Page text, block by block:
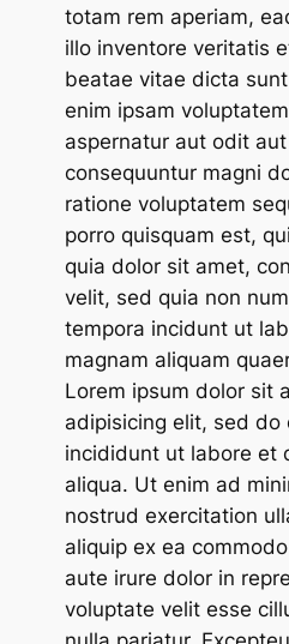
totam rem aperiam,
illo inventore veritatis
beatae vitae dicta
enim ipsam
aspernatur aut odit
consequuntur magni
ratione voluptatem
porro quisquam est,
quia dolor sit amet,
velit, sed quia non
tempora incidunt ut
magnam aliquam
Lorem ipsum dolor sit
adipisicing elit, sed do
incididunt ut labore et
aliqua. Ut enim ad
nostrud exercitation
aliquip ex ea
aute irure dolor in
voluptate velit esse